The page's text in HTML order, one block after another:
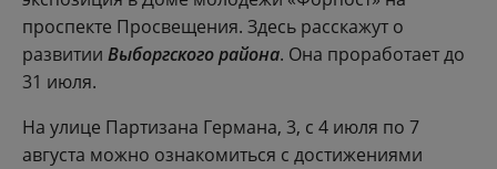
проспекте Просвещения. Здесь расскажут о
развитии Выборгского района. Она проработает до
31 июля.
На улице Партизана Германа, 3, с 4 июля по 7
августа можно ознакомиться с достижениями